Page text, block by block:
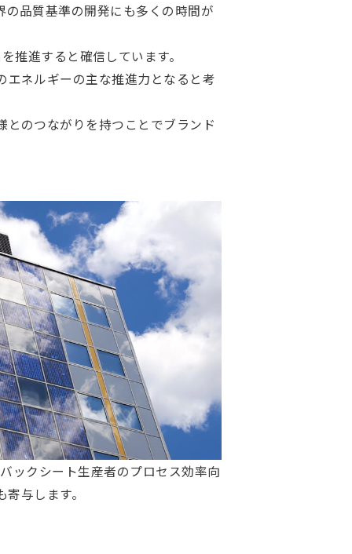
品質基準の開発にも多くの時間が
進すると確信しています。
エネルギーの主な推進力となると考
のつながりを持つことでブランド
ックシート生産者のプロセス効率向
寄与します。